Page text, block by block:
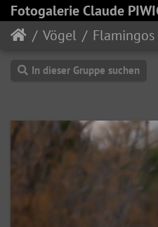
Fotogalerie Claude
Vögel
Flamingos
In dieser Gruppe suchen